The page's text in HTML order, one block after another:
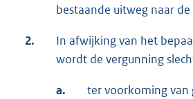
bestaande uitweg naar de
2.
In afwijking van het
wordt de vergunning
a.
ter voorkoming van